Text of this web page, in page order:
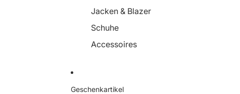
Jacken & Blazer
Schuhe
Accessoires
Geschenkartikel